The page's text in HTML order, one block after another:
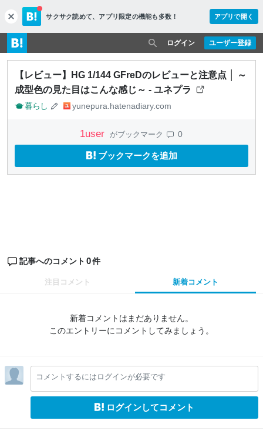
c
l
o
s
e
サクサク読めて、 アプリ限定の機能も多数！ アプリで開く
ユーザー登録
ログイン
【レビュー】HG 1/144 GFreDのレビューと注意点 │ ～
成型色の見た目はこんな感じ～ - ユネプラ
暮らし yunepura.hatenadiary.com
1user がブックマーク 0
ブックマークを追加
記事へのコメント 0件
注目コメント 新着コメント
新着コメントはまだありません。
このエントリーにコメントしてみましょう。
コメントするにはログインが必要です
ログインしてコメント